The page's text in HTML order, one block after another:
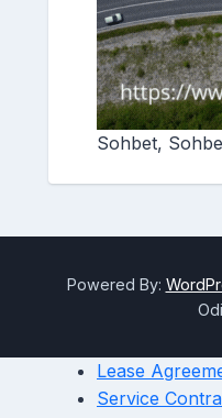
Sohbet,
Powered By:
Lease
Service